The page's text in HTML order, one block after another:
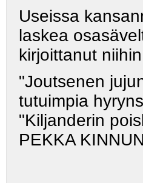
Useissa
laskea
kirjoittanut
"Joutsenen
tutuimpia
"Kiljanderin
PEKKA